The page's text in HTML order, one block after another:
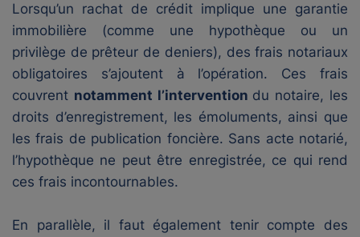
Lorsqu’un rachat de crédit implique une garantie
immobilière (comme une hypothèque ou un
privilège de prêteur de deniers), des frais notariaux
obligatoires s’ajoutent à l’opération. Ces frais
couvrent notamment l’intervention du notaire, les
droits d’enregistrement, les émoluments, ainsi que
les frais de publication foncière. Sans acte notarié,
l’hypothèque ne peut être enregistrée, ce qui rend
ces frais incontournables.
En parallèle, il faut également tenir compte des